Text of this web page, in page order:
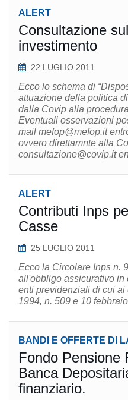
ALERT
Consultazione
investimento
22 LUGLIO 2011
Ecco lo schema di
attuazione della politica
dalla Covip alla
Eventuali osservazioni
mail mefop@mefop.it
ovvero direttamnte alla
consultazione@covip.it
ALERT
Contributi Inps
Casse
25 LUGLIO 2011
Ecco la Circolare Inps n.
all'obbligo assicurativo in
enti previdenziali di cui
1994, n. 509 e 10
BANDI E OFFERTE DI
Fondo Pensione
Banca
finanziario.